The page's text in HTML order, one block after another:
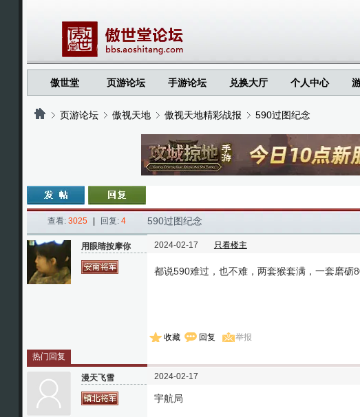
傲世堂 页游论坛 手游论坛 兑换大厅 个人中心
页游论坛 傲视天地
›
傲视天地精彩战报 590过图纪念
查看: 3025 回复: 4 590过图纪念
用眼睛按摩你 2024-02-17 只看楼主
都说590难过，也不难，两套猴套满，一套磨
收藏 回复
举报
热门回复
漫天飞雪 2024-02-17
宇航局